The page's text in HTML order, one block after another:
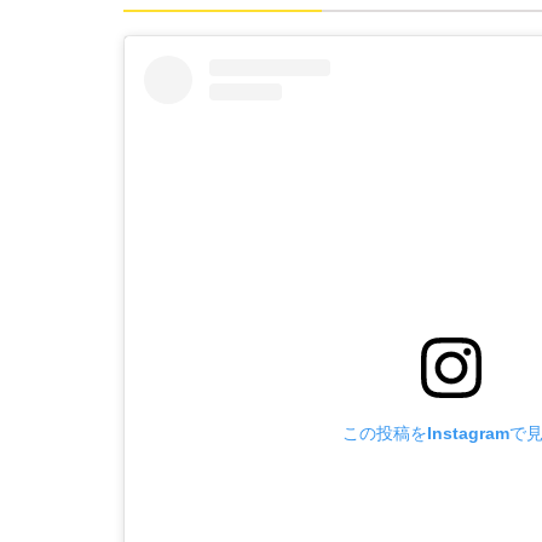
この投稿をInstagramで